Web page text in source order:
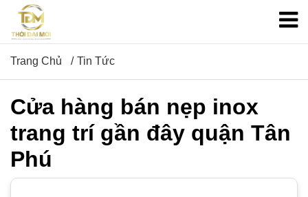
Trang Chủ Tin Tức
Cửa hàng bán nẹp inox
trang trí gần đây quận Tân
Phú